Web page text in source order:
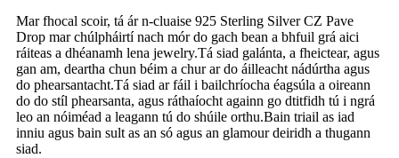
Mar fhocal scoir, tá ár n-cluaise 925 Sterling Silver CZ Pave
Drop mar chúlpháirtí nach mór do gach bean a bhfuil grá aici
ráiteas a dhéanamh lena jewelry.Tá siad galánta, a fheictear, agus
gan am, deartha chun béim a chur ar do áilleacht nádúrtha agus
do phearsantacht.Tá siad ar fáil i bailchríocha éagsúla a oireann
do do stíl phearsanta, agus ráthaíocht againn go dtitfidh tú i ngrá
leo an nóiméad a leagann tú do shúile orthu.Bain triail as iad
inniu agus bain sult as an só agus an glamour deiridh a thugann
siad.